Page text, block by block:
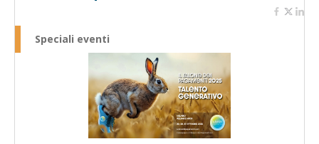
Speciali eventi